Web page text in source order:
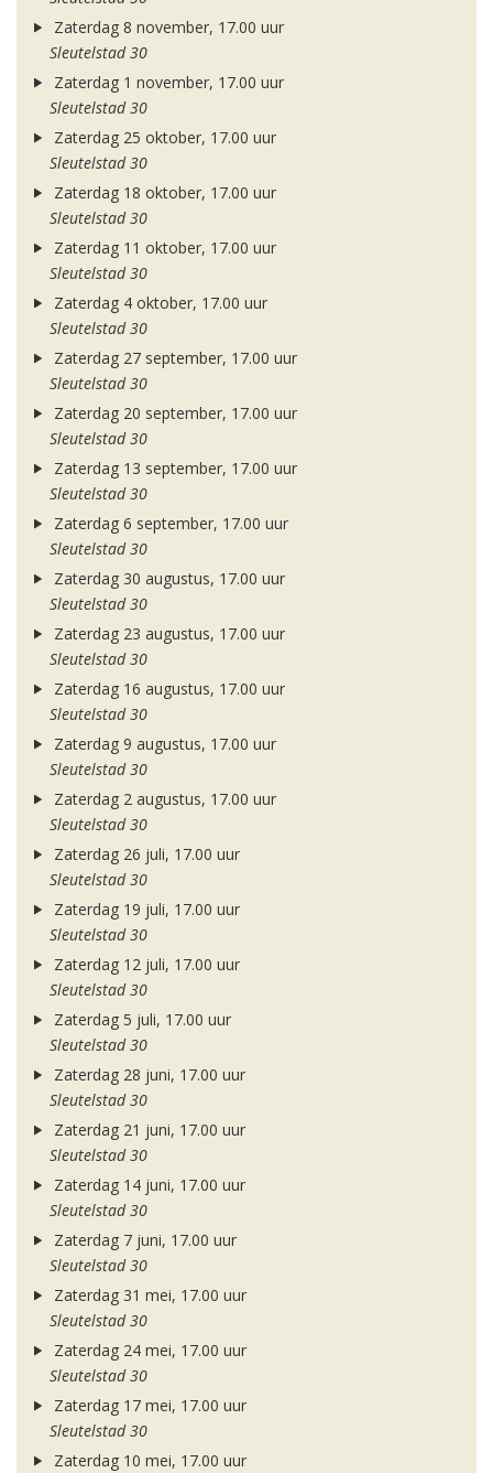
Zaterdag 8 november, 17.00 uur
Sleutelstad 30
Zaterdag 1 november, 17.00 uur
Sleutelstad 30
Zaterdag 25 oktober, 17.00 uur
Sleutelstad 30
Zaterdag 18 oktober, 17.00 uur
Sleutelstad 30
Zaterdag 11 oktober, 17.00 uur
Sleutelstad 30
Zaterdag 4 oktober, 17.00 uur
Sleutelstad 30
Zaterdag 27 september, 17.00 uur
Sleutelstad 30
Zaterdag 20 september, 17.00 uur
Sleutelstad 30
Zaterdag 13 september, 17.00 uur
Sleutelstad 30
Zaterdag 6 september, 17.00 uur
Sleutelstad 30
Zaterdag 30 augustus, 17.00 uur
Sleutelstad 30
Zaterdag 23 augustus, 17.00 uur
Sleutelstad 30
Zaterdag 16 augustus, 17.00 uur
Sleutelstad 30
Zaterdag 9 augustus, 17.00 uur
Sleutelstad 30
Zaterdag 2 augustus, 17.00 uur
Sleutelstad 30
Zaterdag 26 juli, 17.00 uur
Sleutelstad 30
Zaterdag 19 juli, 17.00 uur
Sleutelstad 30
Zaterdag 12 juli, 17.00 uur
Sleutelstad 30
Zaterdag 5 juli, 17.00 uur
Sleutelstad 30
Zaterdag 28 juni, 17.00 uur
Sleutelstad 30
Zaterdag 21 juni, 17.00 uur
Sleutelstad 30
Zaterdag 14 juni, 17.00 uur
Sleutelstad 30
Zaterdag 7 juni, 17.00 uur
Sleutelstad 30
Zaterdag 31 mei, 17.00 uur
Sleutelstad 30
Zaterdag 24 mei, 17.00 uur
Sleutelstad 30
Zaterdag 17 mei, 17.00 uur
Sleutelstad 30
Zaterdag 10 mei, 17.00 uur